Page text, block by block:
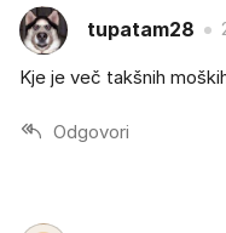
tupatam28
Kje je več takšnih
Odgovori